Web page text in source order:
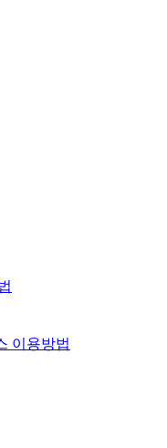
이용방법